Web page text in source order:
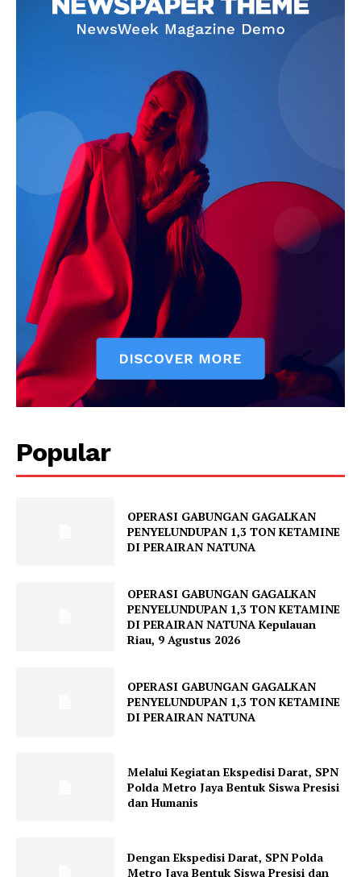
Popular
OPERASI GABUNGAN GAGALKAN
PENYELUNDUPAN 1,3 TON KETAMINE
DI PERAIRAN NATUNA
OPERASI GABUNGAN GAGALKAN
PENYELUNDUPAN 1,3 TON KETAMINE
DI PERAIRAN NATUNA Kepulauan
Riau, 9 Agustus 2026
OPERASI GABUNGAN GAGALKAN
PENYELUNDUPAN 1,3 TON KETAMINE
DI PERAIRAN NATUNA
Melalui Kegiatan Ekspedisi Darat, SPN
Polda Metro Jaya Bentuk Siswa Presisi
dan Humanis
Dengan Ekspedisi Darat, SPN Polda
Metro Jaya Bentuk Siswa Presisi dan